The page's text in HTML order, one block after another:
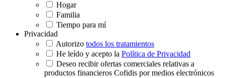
Hogar
Familia
Tiempo para mí
Privacidad
Autorizo todos los tratamientos
He leído y acepto la Política de Privacidad
Deseo recibir ofertas comerciales relativas a
productos financieros Cofidis por medios electrónicos